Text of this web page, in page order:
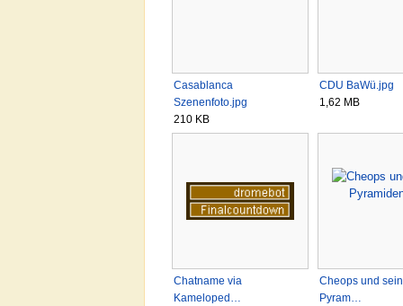
Casablanca
Szenenfoto.jpg
210 KB
CDU BaWü.jpg
1,62 MB
Chatname via
Kameloped…
Cheops und
Pyram…